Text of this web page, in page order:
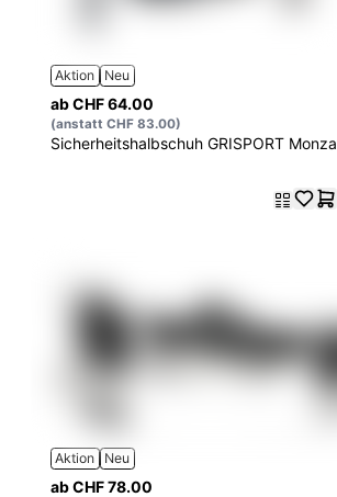
Aktion Neu
ab CHF 64.00
(anstatt CHF 83.00)
Sicherheitshalbschuh GRISPORT Monza
Aktion Neu
ab CHF 78.00